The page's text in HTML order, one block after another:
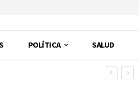
POLÍTICA SALUD